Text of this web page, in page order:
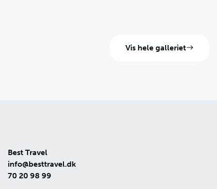
Vis hele galleriet
Best Travel
info@besttravel.dk
70 20 98 99